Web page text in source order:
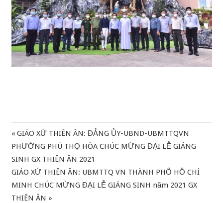
Điều
hướng
bài
viết
Previous
Post:
GIÁO XỨ THIÊN ÂN: ĐẢNG ỦY-UBND-UBMTTQVN
PHƯỜNG PHÚ THỌ HÒA CHÚC MỪNG ĐẠI LỄ GIÁNG
SINH GX THIÊN ÂN 2021
Next
Post:
GIÁO XỨ THIÊN ÂN: UBMTTQ VN THÀNH PHỐ HỒ CHÍ
MINH CHÚC MỪNG ĐẠI LỄ GIÁNG SINH năm 2021 GX
THIÊN ÂN